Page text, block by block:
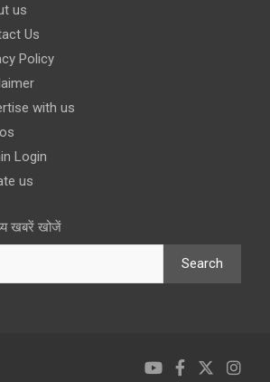
us
Us
Policy
with us
Login
us
खबरें खोजें
Search